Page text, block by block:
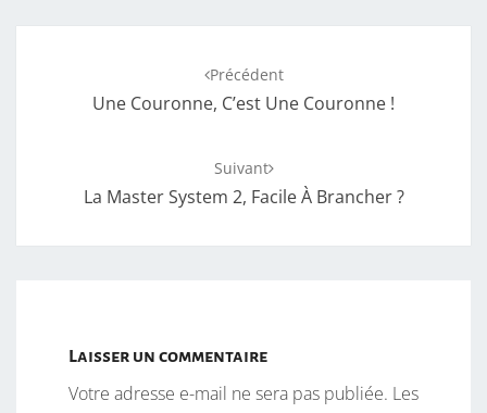
Précédent
Une Couronne, C’est Une Couronne !
Suivant
La Master System 2, Facile À Brancher ?
Laisser un commentaire
Votre adresse e-mail ne sera pas publiée. Les